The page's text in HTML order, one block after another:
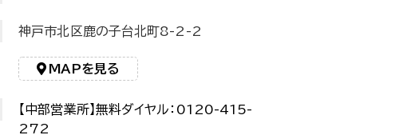
神戸市北区鹿の子台北町8-2-2
MAPを見る
【中部営業所】無料ダイヤル：0120-415-
272